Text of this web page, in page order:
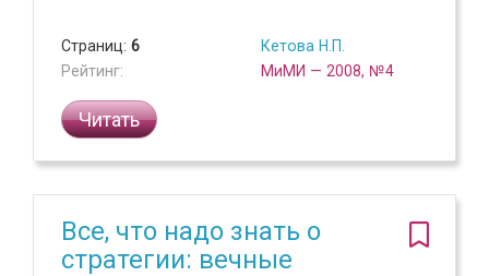
Страниц: 6
Рейтинг:
Кетова Н.П.
МиМИ — 2008, №4
Читать
Все, что надо знать о
стратегии: вечные